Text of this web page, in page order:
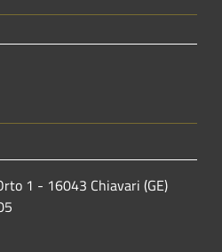
1 - 16043 Chiavari (GE)